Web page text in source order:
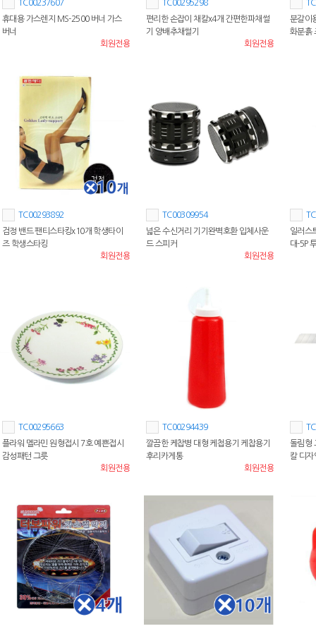
TC00237607
휴대용 가스렌지 MS-2500 버너 가스
버너
회원전용
TC00295298
편리한 손잡이 채칼x4개 간편한파채썰
기 양배추채썰기
회원전용
분갈이
화분흙
TC00293892
검정 밴드 팬티스타킹x10개 학생타이
즈 학생스타킹
회원전용
TC00309954
넓은 수신거리 기기완벽호환 입체사운
드 스피커
회원전용
일러스
대-5P
TC00295663
플라워 멜라민 원형접시 7호 예쁜접시
감성패턴 그릇
회원전용
TC00294439
깔끔한 케찹병 대형 케첩용기 케찹용기
후리카게통
회원전용
돌림형
칼 디자